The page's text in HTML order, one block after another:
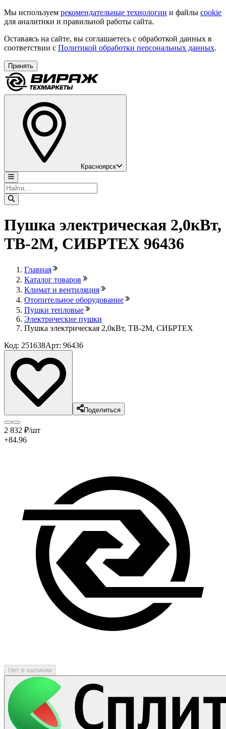
Мы используем рекомендательные технологии и файлы cookie
для аналитики и правильной работы сайта.
Оставаясь на сайте, вы соглашаетесь с обработкой данных в
соответствии с Политикой обработки персональных данных.
Принять
Красноярск
Пушка электрическая 2,0кВт,
ТВ-2M, СИБРТЕХ 96436
Главная
Каталог товаров
Климат и вентиляция
Отопительное оборудование
Пушки тепловые
Электрические пушки
Пушка электрическая 2,0кВт, ТВ-2M, СИБРТЕХ
Код: 251638Арт: 96436
Поделиться
2 832 ₽/шт
+84.96
Нет в наличии